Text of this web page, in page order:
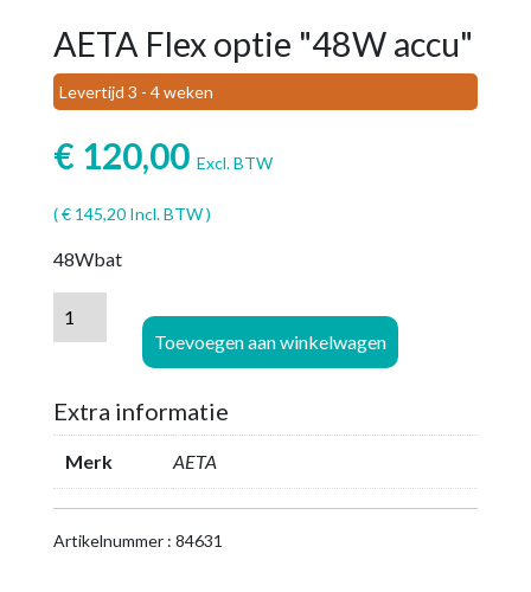
AETA Flex optie "48W accu"
Levertijd 3 - 4 weken
€ 120,00 Excl. BTW
(€145,20Incl. BTW )
48Wbat
accu"
Toevoegen aan winkelwagen
Extra informatie
Merk AETA
Artikelnummer : 84631